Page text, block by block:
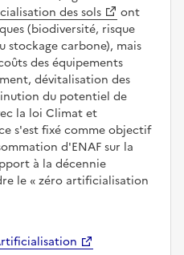
des sols
ont
(biodiversité, risque
carbone), mais
des équipements
dévitalisation des
du potentiel de
la loi Climat et
s'est fixé comme objectif
d'ENAF sur la
à la décennie
le
zéro artificialisation